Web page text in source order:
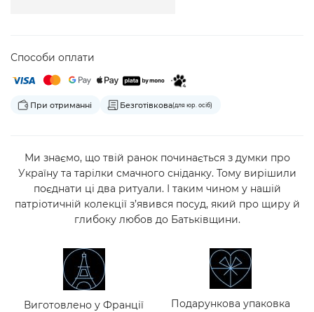
Способи оплати
При отриманні Безготівкова(для юр. осіб)
Ми знаємо, що твій ранок починається з думки про
Україну та тарілки смачного сніданку. Тому вирішили
поєднати ці два ритуали. І таким чином у нашій
патріотичній колекції з’явився посуд, який про щиру й
глибоку любов до Батьківщини.
Виготовлено у Франції Подарункова упаковка